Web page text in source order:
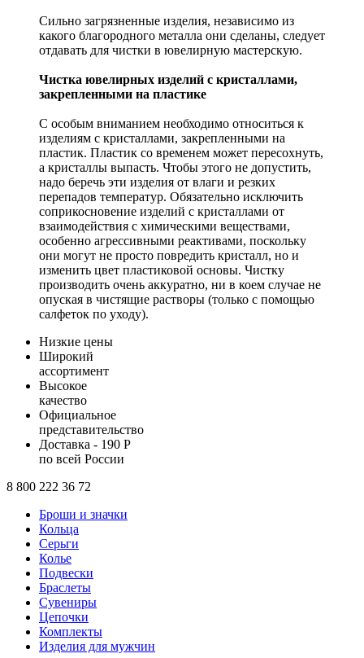
Сильно загрязненные изделия, независимо из
какого благородного металла они сделаны, следует
отдавать для чистки в ювелирную мастерскую.
Чистка ювелирных изделий с кристаллами,
закрепленными на пластике
С особым вниманием необходимо относиться к
изделиям с кристаллами, закрепленными на
пластик. Пластик со временем может пересохнуть,
а кристаллы выпасть. Чтобы этого не допустить,
надо беречь эти изделия от влаги и резких
перепадов температур. Обязательно исключить
соприкосновение изделий с кристаллами от
взаимодействия с химическими веществами,
особенно агрессивными реактивами, поскольку
они могут не просто повредить кристалл, но и
изменить цвет пластиковой основы. Чистку
производить очень аккуратно, ни в коем случае не
опуская в чистящие растворы (только с помощью
салфеток по уходу).
Низкие цены
Широкий
ассортимент
Высокое
качество
Официальное
представительство
Доставка - 190 Р
по всей России
8 800 222 36 72
Броши и значки
Кольца
Серьги
Колье
Подвески
Браслеты
Сувениры
Цепочки
Комплекты
Изделия для мужчин